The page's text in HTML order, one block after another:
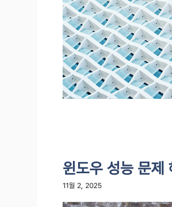
윈도우 성능 문제
11월 2, 2025